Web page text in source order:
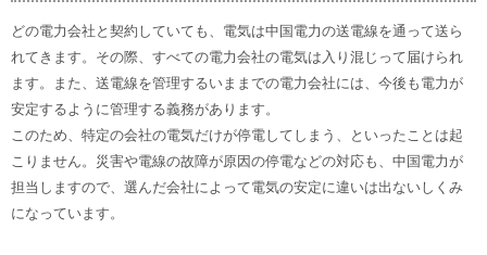
どの電力会社と契約していても、電気は中国電力の送電線を通って送ら
れてきます。その際、すべての電力会社の電気は入り混じって届けられ
ます。また、送電線を管理するいままでの電力会社には、今後も電力が
安定するように管理する義務があります。
このため、特定の会社の電気だけが停電してしまう、といったことは起
こりません。災害や電線の故障が原因の停電などの対応も、中国電力が
担当しますので、選んだ会社によって電気の安定に違いは出ないしくみ
になっています。